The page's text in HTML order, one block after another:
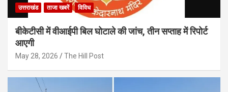
उत्तराखंड ताजा खबरें विविध
बीकेटीसी में वीआईपी बिल घोटाले की जांच, तीन सप्ताह में रिपोर्ट
आएगी
May 28, 2026 The Hill Post